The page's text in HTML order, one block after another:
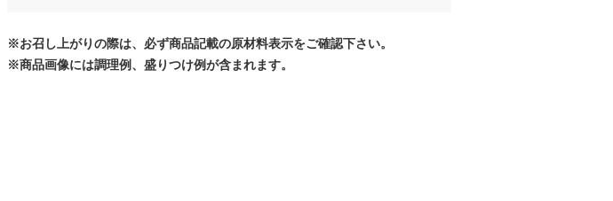
※お召し上がりの際は、必ず商品記載の原材料表示をご確認下さい。
※商品画像には調理例、盛りつけ例が含まれます。